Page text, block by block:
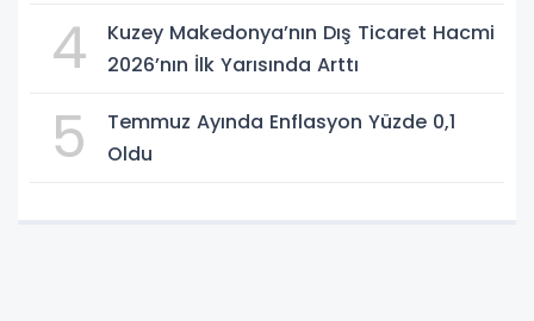
4
Kuzey Makedonya’nın Dış Ticaret Hacmi
2026’nın İlk Yarısında Arttı
5
Temmuz Ayında Enflasyon Yüzde 0,1
Oldu